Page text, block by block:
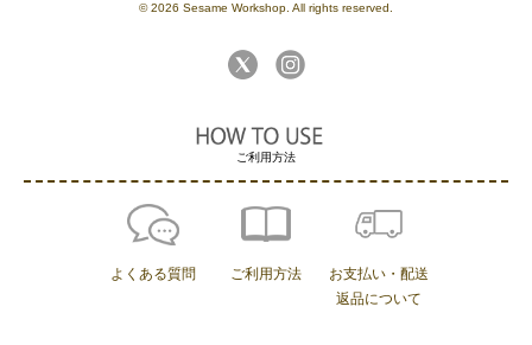
© 2026 Sesame Workshop. All rights reserved.
ご利用方法
よくある質問 ご利用方法
お支払い・配送
返品について